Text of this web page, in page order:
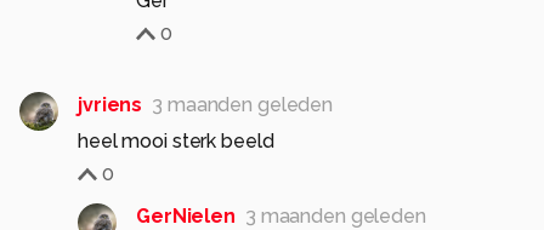
0
jvriens 3 maanden geleden
heel mooi sterk beeld
0
GerNielen 3 maanden geleden